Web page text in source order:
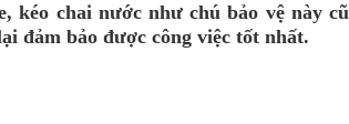
kéo chai nước như chú bảo vệ này
đảm bảo được công việc tốt nhất.